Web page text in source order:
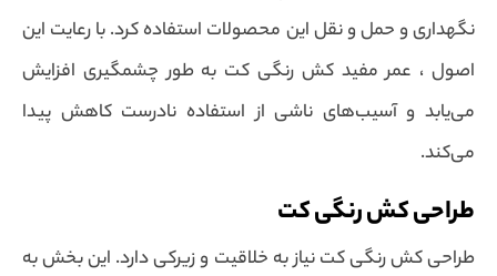
نگهداری و حمل و نقل این محصولات استفاده کرد. با رعایت این
اصول ، عمر مفید کش رنگی کت به طور چشمگیری افزایش
می‌یابد و آسیب‌های ناشی از استفاده نادرست کاهش پیدا
می‌کند.
طراحی کش رنگی کت
طراحی کش رنگی کت نیاز به خلاقیت و زیرکی دارد. این بخش به